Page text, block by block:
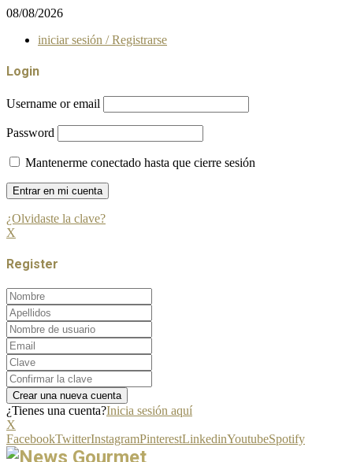
08/08/2026
iniciar sesión / Registrarse
Login
Username or email
Password
Mantenerme conectado hasta que cierre sesión
¿Olvidaste la clave?
X
Register
¿Tienes una cuenta?Inicia sesión aquí
X
FacebookTwitterInstagramPinterestLinkedinYoutubeSpotify